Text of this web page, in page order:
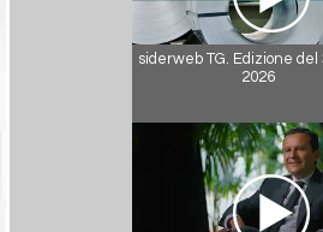
siderweb TG. Edizione del
2026